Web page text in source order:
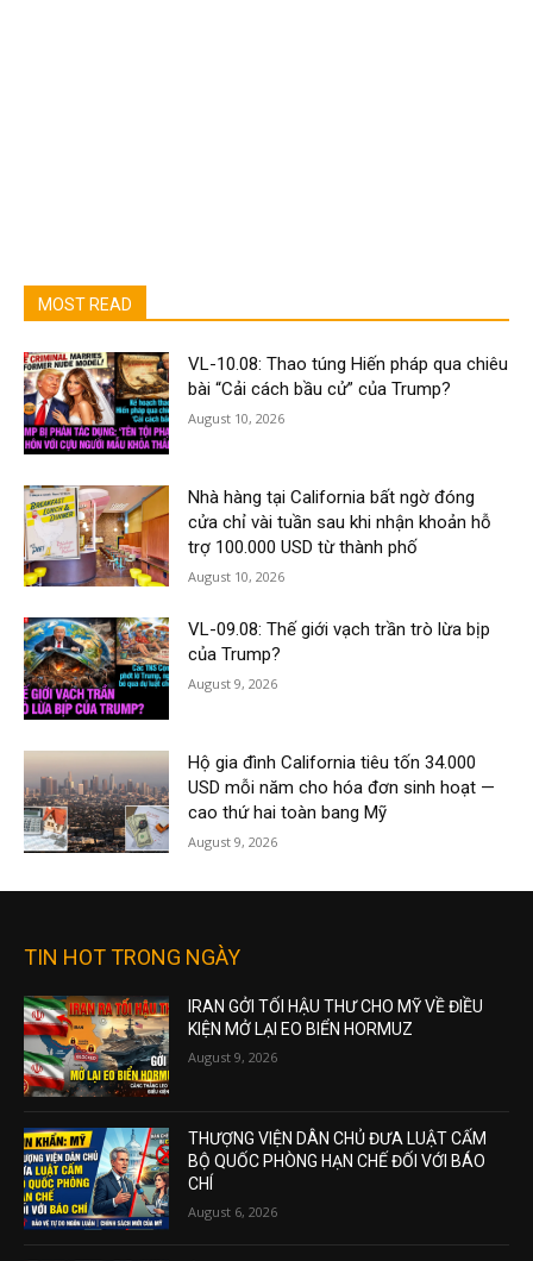
MOST READ
VL-10.08: Thao túng Hiến pháp qua chiêu
bài “Cải cách bầu cử” của Trump?
August 10, 2026
Nhà hàng tại California bất ngờ đóng
cửa chỉ vài tuần sau khi nhận khoản hỗ
trợ 100.000 USD từ thành phố
August 10, 2026
VL-09.08: Thế giới vạch trần trò lừa bịp
của Trump?
August 9, 2026
Hộ gia đình California tiêu tốn 34.000
USD mỗi năm cho hóa đơn sinh hoạt —
cao thứ hai toàn bang Mỹ
August 9, 2026
TIN HOT TRONG NGÀY
IRAN GỞI TỐI HẬU THƯ CHO MỸ VỀ ĐIỀU
KIỆN MỞ LẠI EO BIỂN HORMUZ
August 9, 2026
THƯỢNG VIỆN DÂN CHỦ ĐƯA LUẬT CẤM
BỘ QUỐC PHÒNG HẠN CHẾ ĐỐI VỚI BÁO
CHÍ
August 6, 2026